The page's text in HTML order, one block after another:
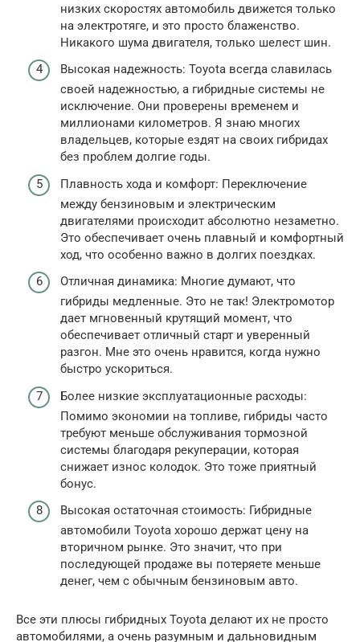
низких скоростях автомобиль движется только
на электротяге, и это просто блаженство.
Никакого шума двигателя, только шелест шин.
Высокая надежность: Toyota всегда славилась
своей надежностью, а гибридные системы не
исключение. Они проверены временем и
миллионами километров. Я знаю многих
владельцев, которые ездят на своих гибридах
без проблем долгие годы.
Плавность хода и комфорт: Переключение
между бензиновым и электрическим
двигателями происходит абсолютно незаметно.
Это обеспечивает очень плавный и комфортный
ход, что особенно важно в долгих поездках.
Отличная динамика: Многие думают, что
гибриды медленные. Это не так! Электромотор
дает мгновенный крутящий момент, что
обеспечивает отличный старт и уверенный
разгон. Мне это очень нравится, когда нужно
быстро ускориться.
Более низкие эксплуатационные расходы:
Помимо экономии на топливе, гибриды часто
требуют меньше обслуживания тормозной
системы благодаря рекуперации, которая
снижает износ колодок. Это тоже приятный
бонус.
Высокая остаточная стоимость: Гибридные
автомобили Toyota хорошо держат цену на
вторичном рынке. Это значит, что при
последующей продаже вы потеряете меньше
денег, чем с обычным бензиновым авто.
Все эти плюсы гибридных Toyota делают их не просто
автомобилями, а очень разумным и дальновидным